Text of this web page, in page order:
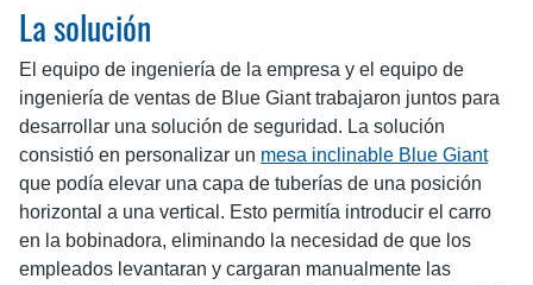
La solución
El equipo de ingeniería de la empresa y el equipo de
ingeniería de ventas de Blue Giant trabajaron juntos para
desarrollar una solución de seguridad. La solución
consistió en personalizar un mesa inclinable Blue Giant
que podía elevar una capa de tuberías de una posición
horizontal a una vertical. Esto permitía introducir el carro
en la bobinadora, eliminando la necesidad de que los
empleados levantaran y cargaran manualmente las